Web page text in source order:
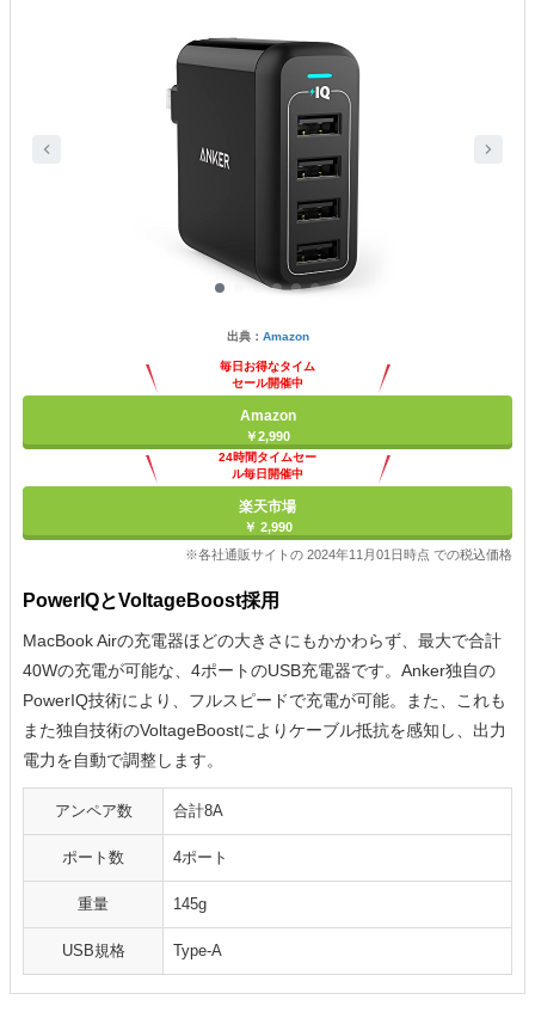
出典： Amazon
毎日お得なタイム
セール開催中
Amazon
￥2,990
24時間タイムセー
ル毎日開催中
楽天市場
￥ 2,990
※各社通販サイトの 2024年11月01日時点 での税込価格
PowerIQとVoltageBoost採用
MacBook Airの充電器ほどの大きさにもかかわらず、最大で合計
40Wの充電が可能な、4ポートのUSB充電器です。Anker独自の
PowerIQ技術により、フルスピードで充電が可能。また、これも
また独自技術のVoltageBoostによりケーブル抵抗を感知し、出力
電力を自動で調整します。
アンペア数 合計8A
ポート数 4ポート
重量 145g
USB規格 Type-A